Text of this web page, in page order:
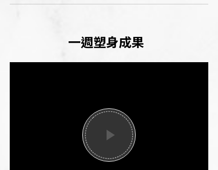
一週塑身成果